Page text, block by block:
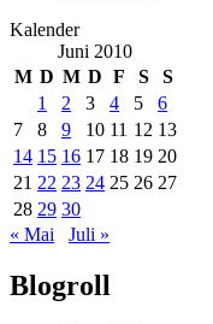
Kalender
Juni 2010
M D M D F S
S
1
2 3 4 5
6
7
8 9 10 11 12 13
14 15 16 17 18 19 20
21 22 23 24 25 26 27
28 29 30
« Mai
Juli »
Blogroll